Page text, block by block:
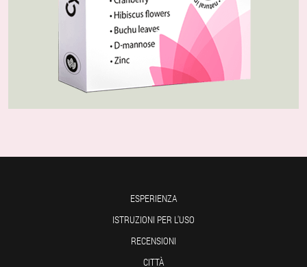
ESPERIENZA
ISTRUZIONI PER L'USO
RECENSIONI
CITTÀ